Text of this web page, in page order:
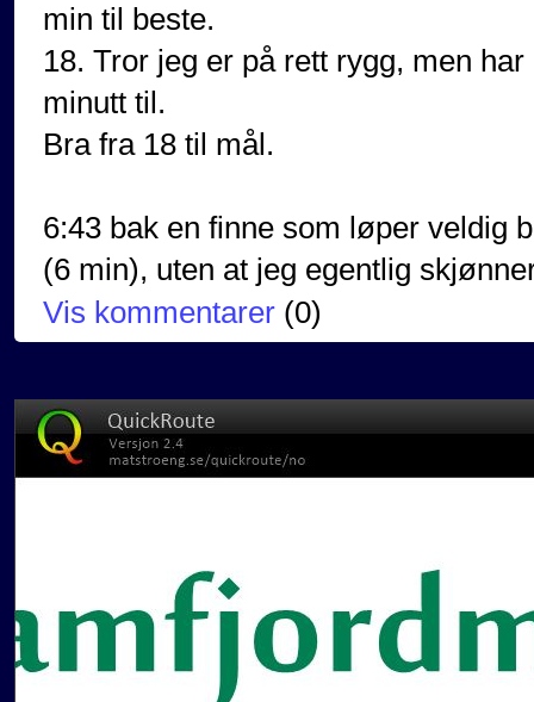
min til beste.
18. Tror jeg er på rett rygg, men
minutt til.
Bra fra 18 til mål.
6:43 bak en finne som løper veldig
(6 min), uten at jeg egentlig
Vis kommentarer (0)